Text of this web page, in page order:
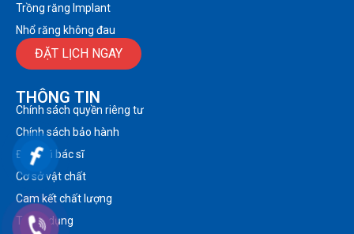
Trồng răng Implant
Nhổ răng không đau
ĐẶT LỊCH NGAY
THÔNG TIN
Chính sách quyền riêng tư
Chính sách bảo hành
Đội ngũ bác sĩ
Cơ sở vật chất
Cam kết chất lượng
Tuyển dụng